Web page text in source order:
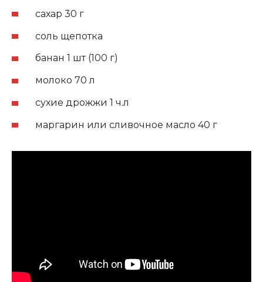
сахар 30 г
соль щепотка
банан 1 шт (100 г)
молоко 70 л
сухие дрожжи 1 ч.л
маргарин или сливочное масло 40 г